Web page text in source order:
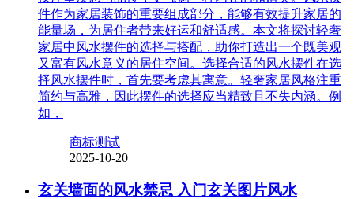
件作为家居装饰的重要组成部分，能够有效提升家居的
能量场，为居住者带来好运和舒适感。本文将探讨轻奢
家居中风水摆件的选择与搭配，助你打造出一个既美观
又富有风水意义的居住空间。选择合适的风水摆件在选
择风水摆件时，首先要考虑其寓意。轻奢家居风格注重
简约与高雅，因此摆件的选择应当精致且不失内涵。例
如，
商标测试
2025-10-20
玄关墙面的风水禁忌 入门玄关图片风水